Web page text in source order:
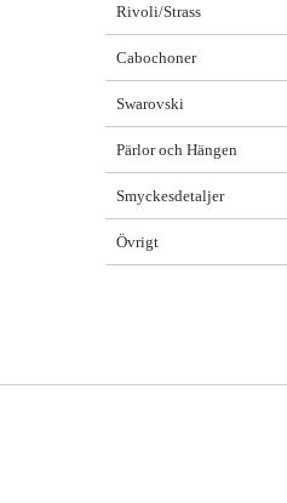
Rivoli/Strass
Cabochoner
Swarovski
Pärlor och Hängen
Smyckesdetaljer
Övrigt